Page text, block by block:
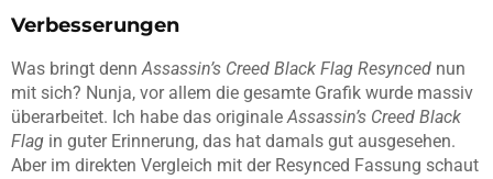
Verbesserungen
Was bringt denn Assassin’s Creed Black Flag Resynced nun
mit sich? Nunja, vor allem die gesamte Grafik wurde massiv
überarbeitet. Ich habe das originale Assassin’s Creed Black
Flag in guter Erinnerung, das hat damals gut ausgesehen.
Aber im direkten Vergleich mit der Resynced Fassung schaut